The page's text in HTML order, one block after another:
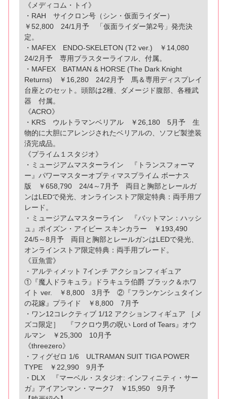
《メディコム・トイ》
・RAH サイクロン号（シン・仮面ライダー）
￥52,800 24/1月予 「仮面ライダー第2号」発売決
定。
・MAFEX ENDO-SKELETON (T2 ver.) ￥14,080
24/2月予 専用ブラスターライフル、付属。
・MAFEX BATMAN & HORSE (The Dark Knight
Returns) ￥16,280 24/2月予 馬＆専用ディスプレイ
台座とのセット。頭部は2種、ダメージド腹部、各種武
器 付属。
《ACRO》
・KRS ウルトラマンベリアル ￥26,180 5月予 生
物的に大胆にアレンジされたベリアルの、ソフビ製塗装
済完成品。
《プライム１スタジオ》
・ミュージアムマスターライン 『トランスフォーマ
ー』パワーマスターオプティマスプライム ボーナス
版 ￥658,790 24/4～7月予 両目と胸部とレールガ
ンはLEDで発光、オンラインストア限定特典：両手用ブ
レード。
・ミュージアムマスターライン 『バットマン：ハッシ
ュ』ポイズン・アイビー スキンカラー ￥193,490
24/5～8月予 両目と胸部とレールガンはLEDで発光、
オンラインストア限定特典：両手用ブレード。
《豆魚雷》
・アルティメット 7インチ アクションフィギュア
①『魔人ドラキュラ』ドラキュラ伯爵 ブラック＆ホワ
イト ver. ￥8,800 3月予 ②『フランケンシュタイン
の花嫁』プライド ￥8,800 7月予
・ワン12コレクティブ 1/12 アクションフィギュア ［メ
ズコ限定］ 『フクロウ男の呪い Lord of Tears』オウ
ルマン ￥25,300 10月予
《threezero》
・フィグゼロ 1/6 ULTRAMAN SUIT TIGA POWER
TYPE ￥22,990 9月予
・DLX 『マーベル・スタジオ: インフィニティ・サー
ガ』アイアンマン・マーク7 ￥15,950 9月予